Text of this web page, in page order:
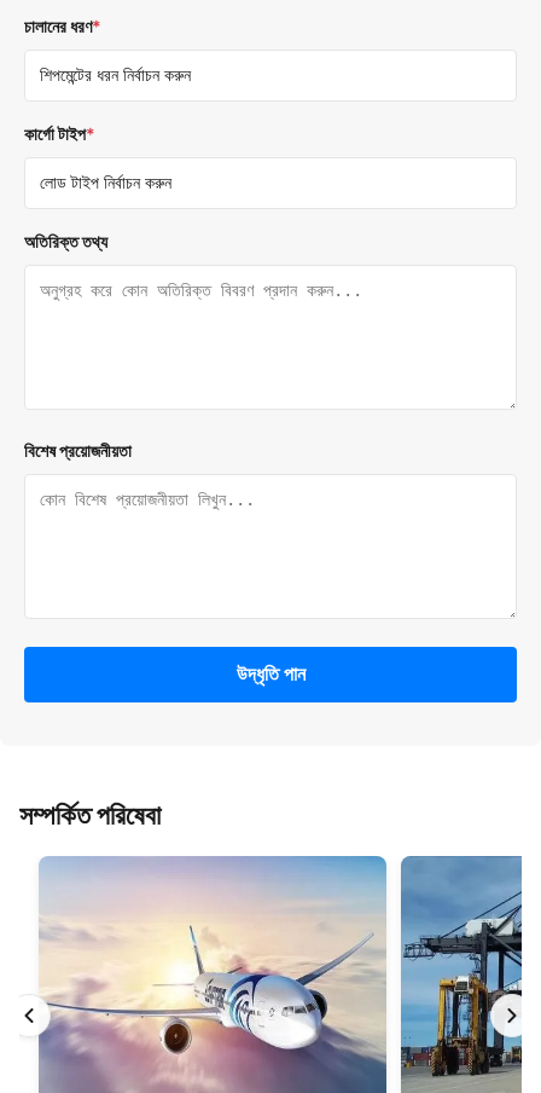
চালানের ধরণ*
কার্গো টাইপ*
অতিরিক্ত তথ্য
বিশেষ প্রয়োজনীয়তা
উদ্ধৃতি পান
সম্পর্কিত পরিষেবা